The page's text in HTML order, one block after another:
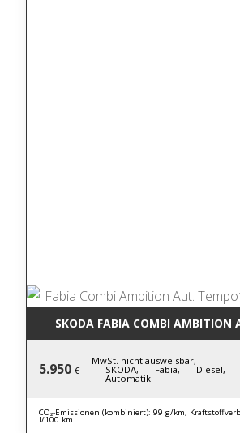
SKODA FABIA COMBI
5.950 €
MwSt. nicht ausweisbar,
SKODA, Fabia, Diesel,
Automatik
CO₂-Emissionen (kombiniert): 99 g/km,
l/100 km